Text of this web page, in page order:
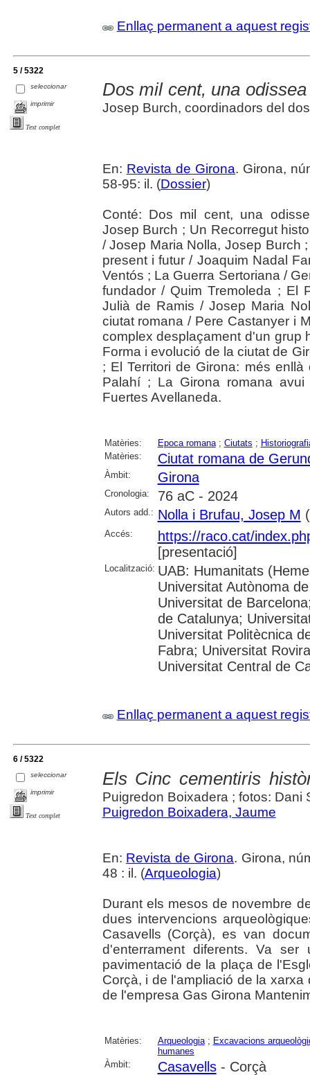
Enllaç permanent a aquest
5 / 5322
seleccionar
imprimir
Text complet
Dos mil cent, una
Josep Burch, coordinadors del
En: Revista de Girona. Girona,
58-95: il. (Dossier)
Conté: Dos mil cent, una
Josep Burch ; Un Recorregut
/ Josep Maria Nolla, Josep Burch
present i futur / Joaquim Nadal
Ventós ; La Guerra Sertoriana /
fundador / Quim Tremoleda ; El
Julià de Ramis / Josep Maria
ciutat romana / Pere Castanyer i
complex desplaçament d'un grup
Forma i evolució de la ciutat de
; El Territori de Girona: més
Palahí ; La Girona romana
Fuertes Avellaneda.
Matèries: Epoca romana; Ciutats ;
Matèries:
Ciutat romana de
Àmbit: Girona
Cronologia: 76 aC - 2024
Autors add.: Nolla i Brufau, Josep M
Accés:
https://raco.cat/
[presentació]
Localització: UAB: Humanitats
Universitat Autònoma
Universitat de
de Catalunya;
Universitat Politècnica
Fabra; Universitat
Universitat Central de
Enllaç permanent a aquest
6 / 5322
seleccionar
imprimir
Text complet
Els Cinc cementiris
Puigredon Boixadera ; fotos: Dani
Puigredon Boixadera, Jaume
En: Revista de Girona. Girona,
48 : il. (Arqueologia)
Durant els mesos de novembre
dues intervencions
Casavells (Corçà), es van
d'enterrament diferents. Va
pavimentació de la plaça de
Corçà, i de l'ampliació de la
de l'empresa Gas Girona
Matèries: Arqueologia; Excavacions
humanes
Àmbit:
Casavells- Corçà